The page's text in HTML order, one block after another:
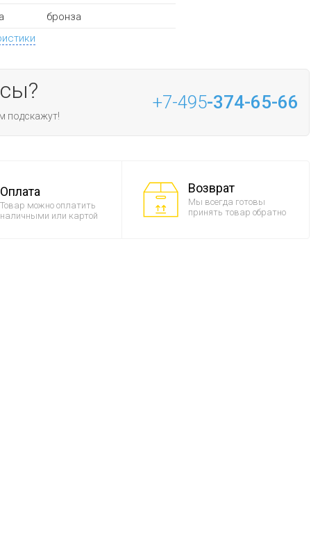
бронза
подскажут!
+7-495-374-65-66
Оплата
Товар можно оплатить
наличными или картой
Возврат
Мы всегда готовы
принять товар обратно